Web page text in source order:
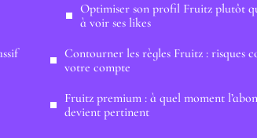
Optimiser son profil Fruitz plutôt
à voir ses likes
Contourner les règles Fruitz : risques
votre compte
Fruitz premium : à quel moment
devient pertinent